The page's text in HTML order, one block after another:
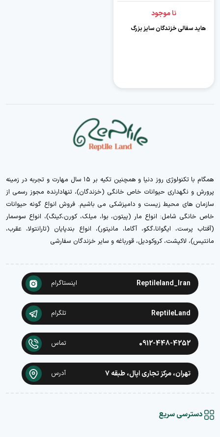
نا موجود
هاید سفالی خزندگان سایز بزرگ
همگام با تکنولوژی روز دنیا و همچنین تکیه بر ۱۵ سال مهارت و تجربه در زمینه
پرورش و نگهداری حیوانات خاص خانگی (خزندگان)، تنهادارنده مجوز رسمی از
سازمان های محیط زیست و دامپزشکی می باشیم. فروش انواع گونه حیوانات
خاص خانگی شامل: انواع مار (پیتون، بوا، میلک، کورن،کینگ)، انواع سوسمار
(آفتاب پرست، ایگوانا،گکو، آگاما، مانیتور)، انواع بندپایان (تارانتولا، عقرب،
مانتیس)، لاکپشت، کروکودیل، قورباغه و سایر خزندگان سفارشی
Reptileland_Iran اینستاگرام
ReptileLand تلگرام
0912-448-4252 تماس
تهران، مرکز تجاری اپال، طبقه ۷ آدرس
دسترسی سریع